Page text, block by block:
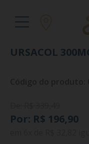
URSACOL
Por: R$ 196,90